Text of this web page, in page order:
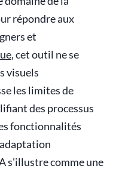
répondre aux
et
, cet outil ne se
visuels
les limites de
des processus
fonctionnalités
s'illustre comme une